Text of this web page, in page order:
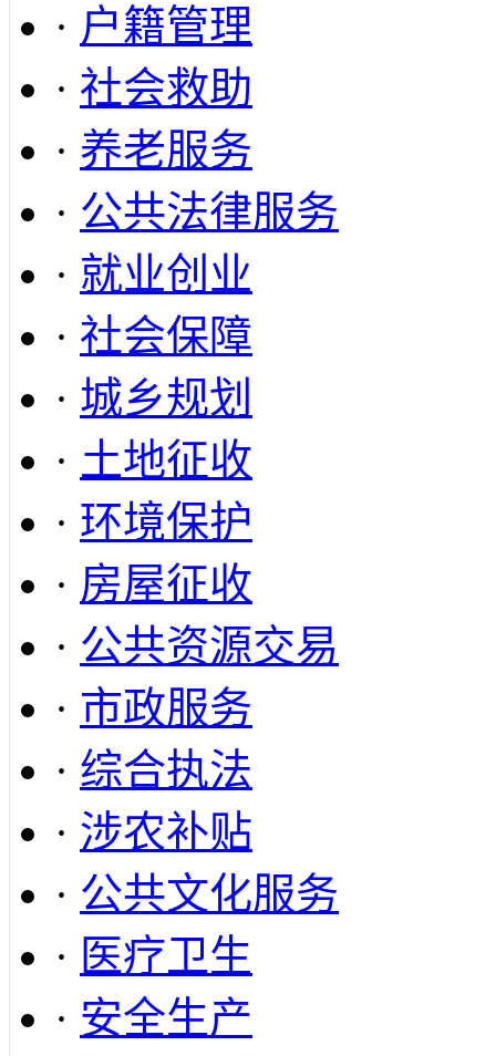
· 户籍管理
· 社会救助
· 养老服务
· 公共法律服务
· 就业创业
· 社会保障
· 城乡规划
· 土地征收
· 环境保护
· 房屋征收
· 公共资源交易
· 市政服务
· 综合执法
· 涉农补贴
· 公共文化服务
· 医疗卫生
· 安全生产